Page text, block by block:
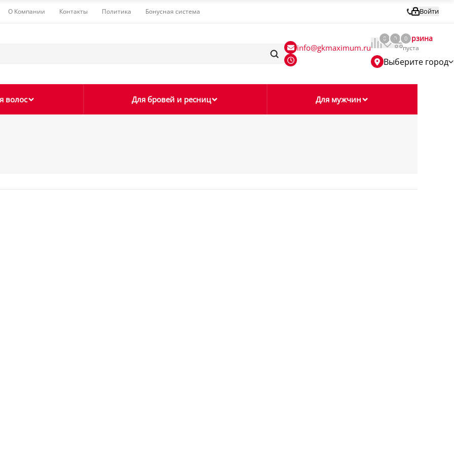
О Компании Контакты Политика Бонусная система Войти
info@gkmaximum.ru
0 0 0
Корзина
пуста
Выберите город
волос Для бровей и ресниц Для мужчин